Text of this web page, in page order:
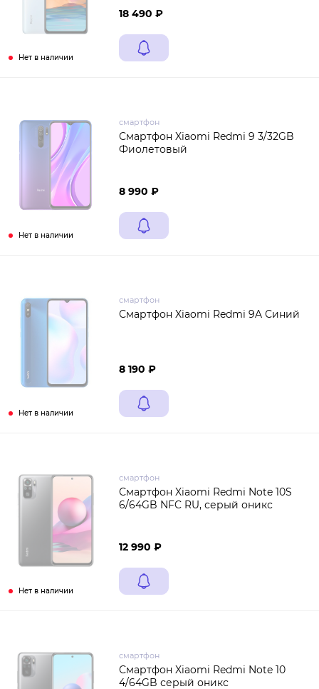
Нет в наличии
18 490 ₽
Нет в наличии
смартфон
Смартфон Xiaomi Redmi 9 3/32GB
Фиолетовый
8 990 ₽
Нет в наличии
смартфон
Смартфон Xiaomi Redmi 9A Синий
8 190 ₽
Нет в наличии
смартфон
Смартфон Xiaomi Redmi Note 10S
6/64GB NFC RU, серый оникс
12 990 ₽
смартфон
Смартфон Xiaomi Redmi Note 10
4/64GB серый оникс